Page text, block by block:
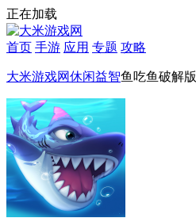
正在加载
首页 手游 应用 专题 攻略
大米游戏网休闲益智鱼吃鱼破解版